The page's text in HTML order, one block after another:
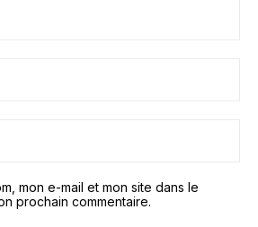
mon e-mail et mon site dans le
prochain commentaire.